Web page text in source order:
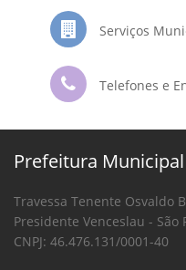
Serviços
Telefones e
Prefeitura
Travessa Tenente Osvaldo
Presidente Venceslau - São
CNPJ: 46.476.131/0001-40